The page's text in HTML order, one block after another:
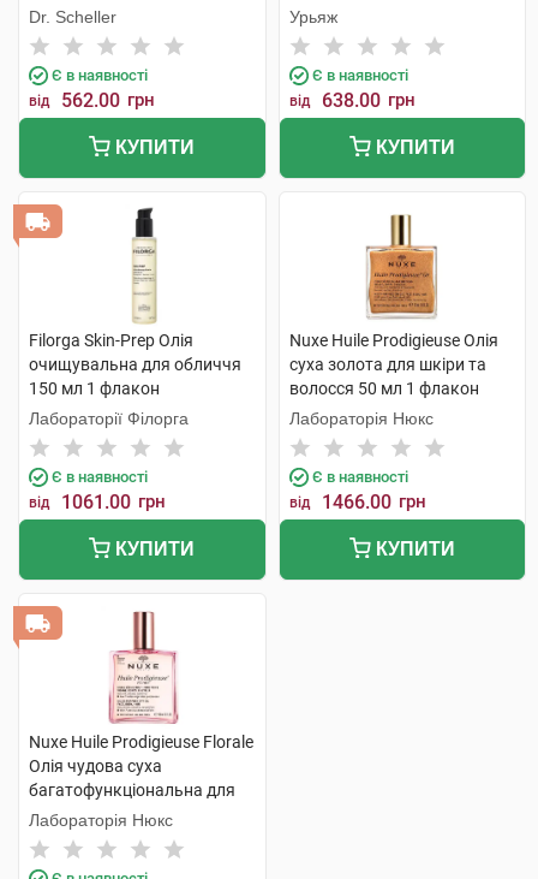
Dr. Scheller
Є в наявності
від 562.00 грн
КУПИТИ
флакон
Урьяж
Є в наявності
від 638.00 грн
КУПИТИ
Filorga Skin-Prep Олія
очищувальна для обличчя
150 мл 1 флакон
Лабораторії Філорга
Є в наявності
від 1061.00 грн
КУПИТИ
Nuxe Huile Prodigieuse Олія
суха золота для шкіри та
волосся 50 мл 1 флакон
Лабораторія Нюкс
Є в наявності
від 1466.00 грн
КУПИТИ
Nuxe Huile Prodigieuse Florale
Олія чудова суха
багатофункціональна для
обличчя,тіла та волосся 100
мл 1 флакон
Лабораторія Нюкс